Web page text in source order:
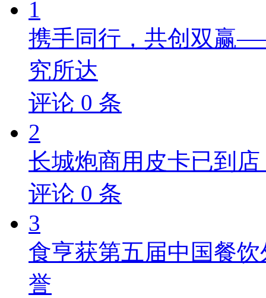
1
携手同行，共创双赢
究所达
评论 0 条
2
长城炮商用皮卡已到
评论 0 条
3
食亨获第五届中国餐
誉